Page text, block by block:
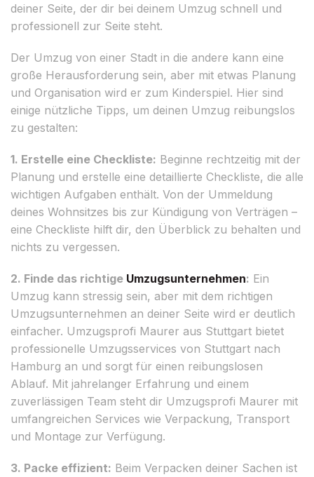
deiner Seite, der dir bei deinem Umzug schnell und
professionell zur Seite steht.
Der Umzug von einer Stadt in die andere kann eine
große Herausforderung sein, aber mit etwas Planung
und Organisation wird er zum Kinderspiel. Hier sind
einige nützliche Tipps, um deinen Umzug reibungslos
zu gestalten:
1. Erstelle eine Checkliste: Beginne rechtzeitig mit der
Planung und erstelle eine detaillierte Checkliste, die alle
wichtigen Aufgaben enthält. Von der Ummeldung
deines Wohnsitzes bis zur Kündigung von Verträgen –
eine Checkliste hilft dir, den Überblick zu behalten und
nichts zu vergessen.
2. Finde das richtige Umzugsunternehmen: Ein
Umzug kann stressig sein, aber mit dem richtigen
Umzugsunternehmen an deiner Seite wird er deutlich
einfacher. Umzugsprofi Maurer aus Stuttgart bietet
professionelle Umzugsservices von Stuttgart nach
Hamburg an und sorgt für einen reibungslosen
Ablauf. Mit jahrelanger Erfahrung und einem
zuverlässigen Team steht dir Umzugsprofi Maurer mit
umfangreichen Services wie Verpackung, Transport
und Montage zur Verfügung.
3. Packe effizient: Beim Verpacken deiner Sachen ist